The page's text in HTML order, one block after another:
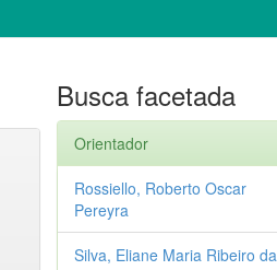
Busca facetada
Orientador
Rossiello, Roberto Oscar
Pereyra
Silva, Eliane Maria Ribeiro da